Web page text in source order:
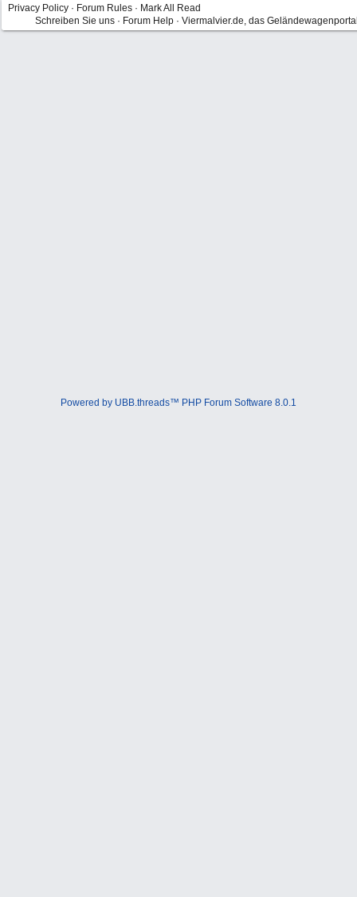
Privacy Policy · Forum Rules · Mark All Read
Schreiben Sie uns · Forum Help · Viermalvier.de, das
Powered by UBB.threads™ PHP Forum Software 8.0.1